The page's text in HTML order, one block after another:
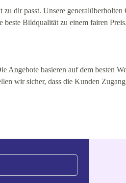
dir passt. Unsere
beste Bildqualität zu einem fairen Preis.
Angebote basieren auf dem besten
wir sicher, dass die Kunden